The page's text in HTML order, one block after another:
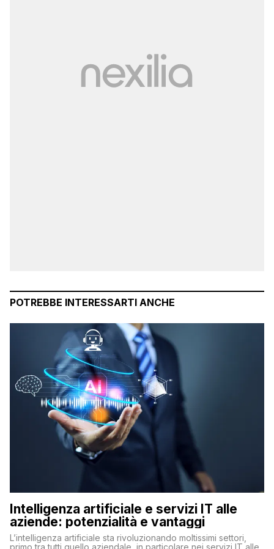
POTREBBE INTERESSARTI ANCHE
Intelligenza artificiale e servizi IT alle
aziende: potenzialità e vantaggi
L’intelligenza artificiale sta rivoluzionando moltissimi settori,